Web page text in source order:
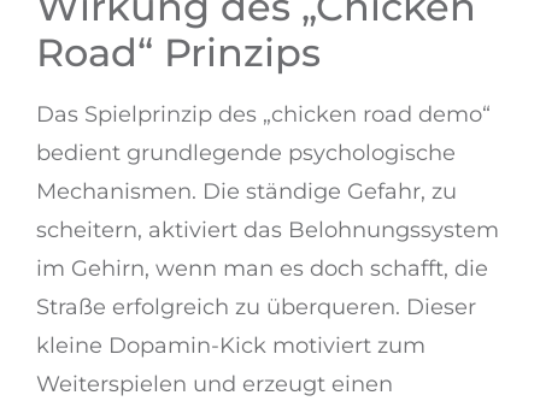
Road“ Prinzips
Das Spielprinzip des „chicken road demo“
bedient grundlegende psychologische
Mechanismen. Die ständige Gefahr, zu
scheitern, aktiviert das Belohnungssystem
im Gehirn, wenn man es doch schafft, die
Straße erfolgreich zu überqueren. Dieser
kleine Dopamin-Kick motiviert zum
Weiterspielen und erzeugt einen